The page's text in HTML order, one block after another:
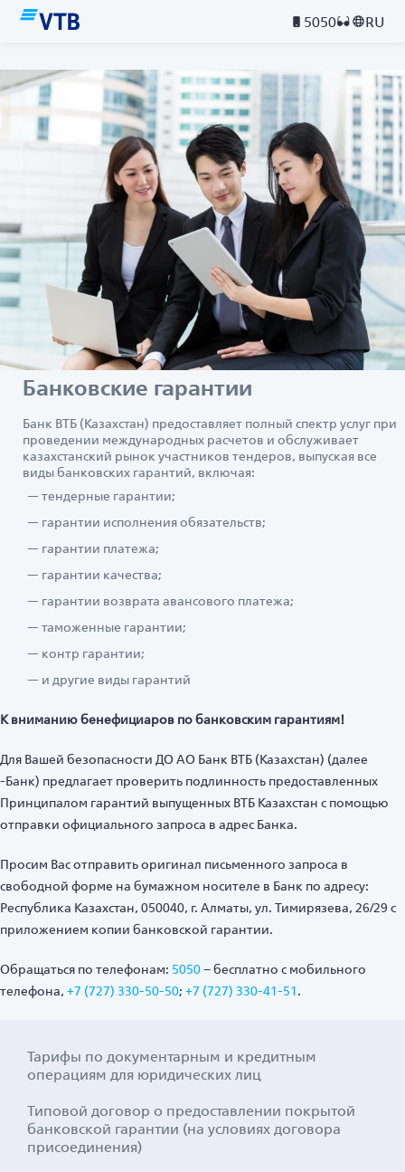
5050 RU
Банковские гарантии
Банк ВТБ (Казахстан) предоставляет полный спектр услуг при
проведении международных расчетов и обслуживает
казахстанский рынок участников тендеров, выпуская все
виды банковских гарантий, включая:
тендерные гарантии;
гарантии исполнения обязательств;
гарантии платежа;
гарантии качества;
гарантии возврата авансового платежа;
таможенные гарантии;
контр гарантии;
и другие виды гарантий
К вниманию бенефициаров по банковским гарантиям!
Для Вашей безопасности ДО АО Банк ВТБ (Казахстан) (далее
-Банк) предлагает проверить подлинность предоставленных
Принципалом гарантий выпущенных ВТБ Казахстан с помощью
отправки официального запроса в адрес Банка.
Просим Вас отправить оригинал письменного запроса в
свободной форме на бумажном носителе в Банк по адресу:
Республика Казахстан, 050040, г. Алматы, ул. Тимирязева, 26/29 с
приложением копии банковской гарантии.
Обращаться по телефонам: 5050– бесплатно с мобильного
телефона, +7 (727) 330-50-50; +7 (727) 330-41-51.
Тарифы по документарным и кредитным
операциям для юридических лиц
Типовой договор о предоставлении покрытой
банковской гарантии (на условиях договора
присоединения)